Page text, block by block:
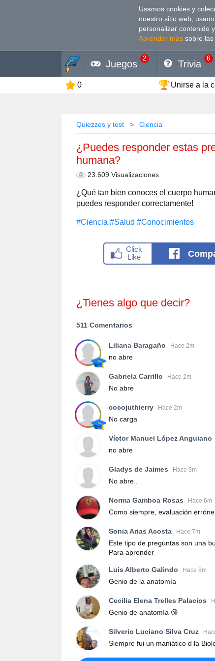
Usamos cookies y
nuestro sitio web;
personalizar contenido
Aprender más sobre las
Juegos
2
Trivia
6
0 Unirse a la
Quiezzes y test Сiencia
¿Puedes responder estas
humana?
23.609 Visualizaciones
¿Qué tan bien conoces el cuerpo
puedes responder correctamente!
#Сiencia #Salud #Conocimientos
¿Tienes algo que decir?
511 Comentarios
Liliana Baragaño Hace 2m
no abre
Gabriela Carrillo Hace 2m
No abre
cocojuthierry Hace 2m
No carga
Víctor Manuel López Anguiano
no abre
Gladys de Jaimes Hace 3m
No abre..
Norma Gamboa Rosas Hace 6m
Como siempre, evaluación
Sonia Arias Acosta Hace 7m
Este tipo de preguntas son una
Para aprender
Luis Alberto Galindo Hace 8m
Genio de la anatomía
Cecilia Elena Trelles Palacios
Genio de anatomía 😘
Silverio Luciano Silva Cruz
Siempre fui un maniático d la